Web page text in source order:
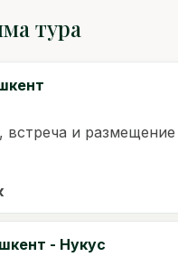
тура
встреча и
- Нукус